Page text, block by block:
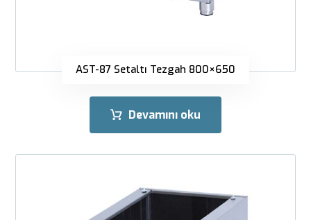
AST-87 Setaltı Tezgah 800×650
Devamını oku